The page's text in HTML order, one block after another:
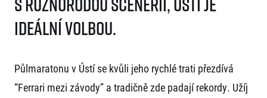
ideální volbou.
Půlmaratonu v Ústí se kvůli jeho rychlé trati přezdívá
“Ferrari mezi závody” a tradičně zde padají rekordy. Užíj